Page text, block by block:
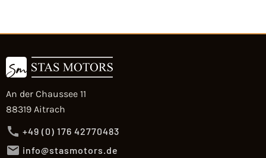
An der Chaussee 11
88319 Aitrach
+49 (0) 176 42770483
info@stasmotors.de